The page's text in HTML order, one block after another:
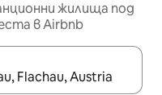
жилища под
в Airbnb
използвайте